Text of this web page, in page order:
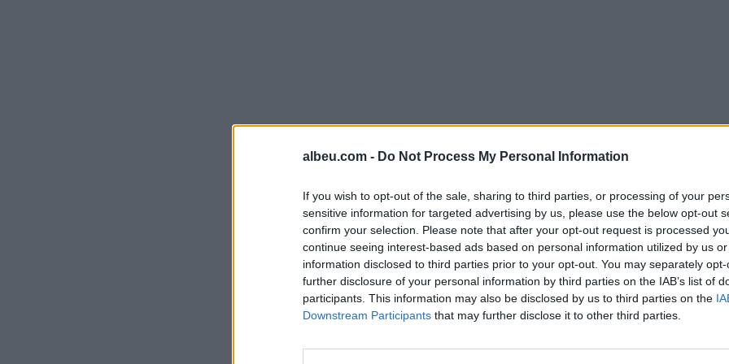
albeu.com - Do Not Process My Personal Information
If you wish to opt-out of the sale, sharing to third parties, or processing of your
sensitive information for targeted advertising by us, please use the below opt-out
confirm your selection. Please note that after your opt-out request is processed
continue seeing interest-based ads based on personal information utilized by us
information disclosed to third parties prior to your opt-out. You may separately
further disclosure of your personal information by third parties on the IAB’s list of
participants. This information may also be disclosed by us to third parties on the
Downstream Participants that may further disclose it to other third parties.